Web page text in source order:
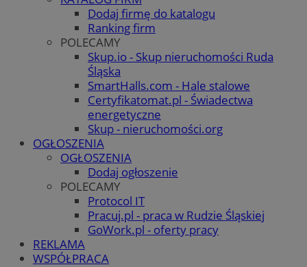
Dodaj firmę do katalogu
Ranking firm
POLECAMY
Skup.io - Skup nieruchomości Ruda
Śląska
SmartHalls.com - Hale stalowe
Certyfikatomat.pl - Świadectwa
energetyczne
Skup - nieruchomości.org
OGŁOSZENIA
OGŁOSZENIA
Dodaj ogłoszenie
POLECAMY
Protocol IT
Pracuj.pl - praca w Rudzie Śląskiej
GoWork.pl - oferty pracy
REKLAMA
WSPÓŁPRACA